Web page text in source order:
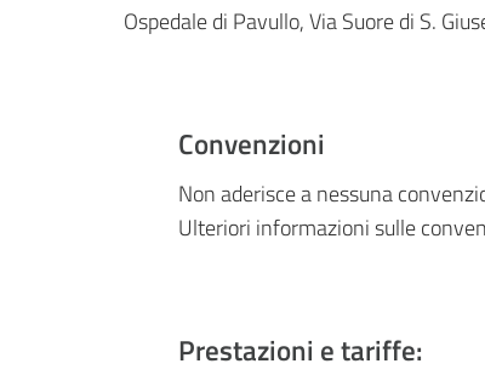
Ospedale di Pavullo, Via Suore di S.
Convenzioni
Non aderisce a nessuna
Ulteriori informazioni sulle
Prestazioni e tariffe: